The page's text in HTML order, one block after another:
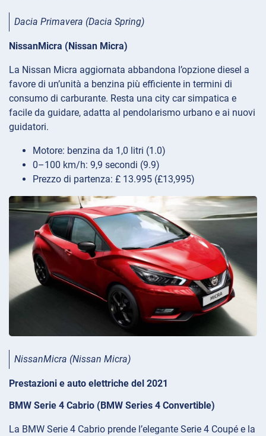
Dacia Primavera (Dacia Spring)
NissanMicra (Nissan Micra)
La Nissan Micra aggiornata abbandona l’opzione diesel a
favore di un’unità a benzina più efficiente in termini di
consumo di carburante. Resta una city car simpatica e
facile da guidare, adatta al pendolarismo urbano e ai nuovi
guidatori.
Motore: benzina da 1,0 litri (1.0)
0–100 km/h: 9,9 secondi (9.9)
Prezzo di partenza: £ 13.995 (£13,995)
NissanMicra (Nissan Micra)
Prestazioni e auto elettriche del 2021
BMW Serie 4 Cabrio (BMW Series 4 Convertible)
La BMW Serie 4 Cabrio prende l’elegante Serie 4 Coupé e la